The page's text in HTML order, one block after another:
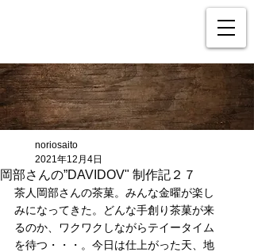
岡部さんの”DAVIDOV" 制作記２７
noriosaito
2021年12月4日
茶人岡部さんの茶菓。みんな金曜が楽し
みになってきた。どんな手創り茶菓が来
るのか、ワクワクしながらテイータイム
を待つ・・・。今日は仕上がった天、地